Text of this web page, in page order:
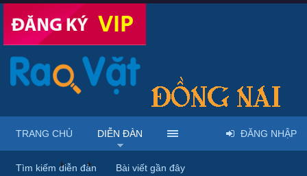
Diễn đàn ... Rao vặt tổng hợp - Uy tín - Miễn phí
TRANG CHỦ DIỄN ĐÀN
Tìm kiếm diễn đàn Bài viết gần đây
ĐĂNG NHẬP